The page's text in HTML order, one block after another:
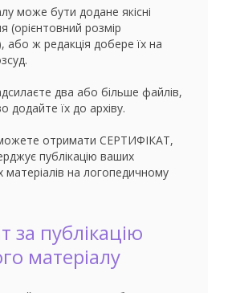
може бути додане якісні
(орієнтовний розмір
або ж редакція добере їх на
два або більше файлів,
додайте їх до архіву.
отримати СЕРТИФІКАТ,
публікацію ваших
матеріалів на логопедичному
за публікацію
матеріалу